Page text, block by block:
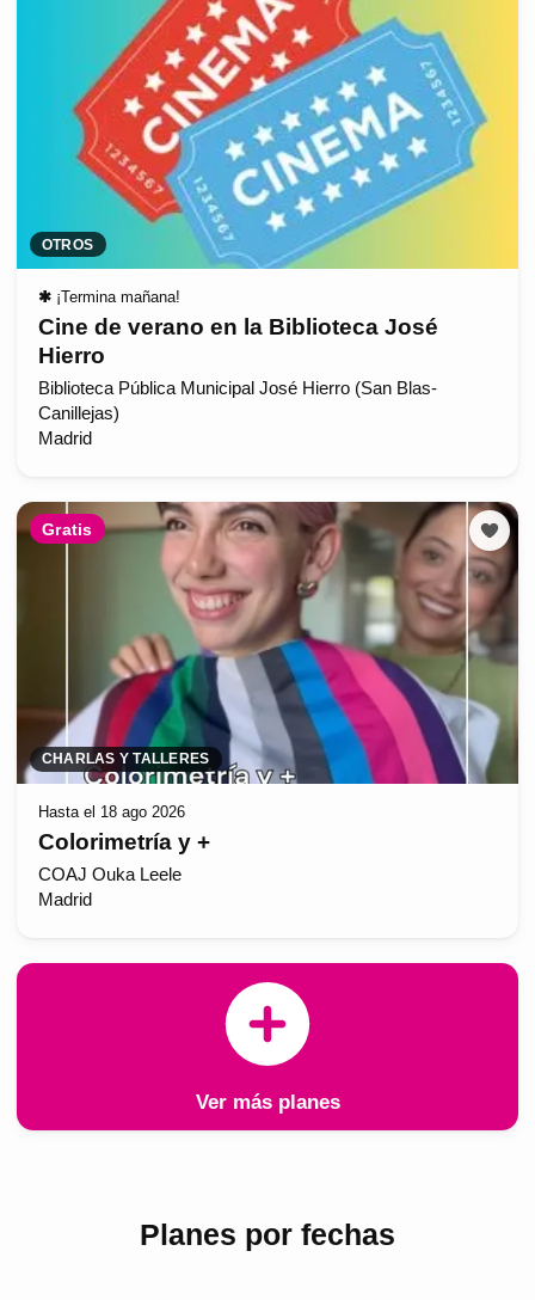
OTROS
✱ ¡Termina mañana!
Cine de verano en la Biblioteca José
Hierro
Biblioteca Pública Municipal José Hierro (San Blas-
Canillejas)
Madrid
Gratis
CHARLAS Y TALLERES
Hasta el 18 ago 2026
Colorimetría y +
COAJ Ouka Leele
Madrid
Ver más planes
Planes por fechas